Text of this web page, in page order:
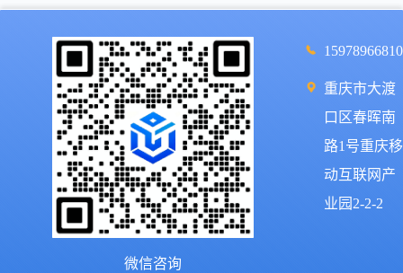
微信咨询
15978966810
重庆市大渡
口区春晖南
路1号重庆移
动互联网产
业园2-2-2